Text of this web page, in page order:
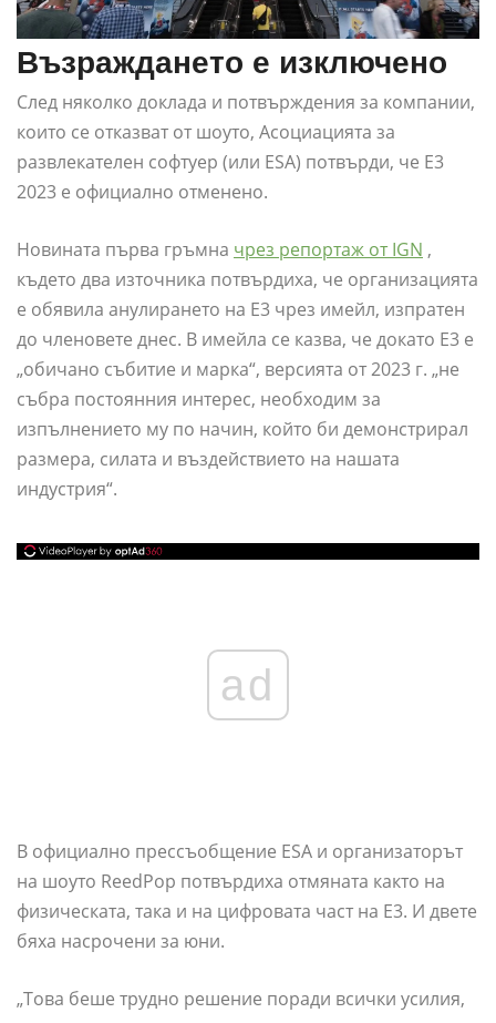
Възраждането е изключено
След няколко доклада и потвърждения за компании,
които се отказват от шоуто, Асоциацията за
развлекателен софтуер (или ESA) потвърди, че E3
2023 е официално отменено.
Новината първа гръмна чрез репортаж от IGN ,
където два източника потвърдиха, че организацията
е обявила анулирането на E3 чрез имейл, изпратен
до членовете днес. В имейла се казва, че докато E3 е
„обичано събитие и марка“, версията от 2023 г. „не
събра постоянния интерес, необходим за
изпълнението му по начин, който би демонстрирал
размера, силата и въздействието на нашата
индустрия“.
ad
В официално прессъобщение ESA и организаторът
на шоуто ReedPop потвърдиха отмяната както на
физическата, така и на цифровата част на E3. И двете
бяха насрочени за юни.
„Това беше трудно решение поради всички усилия,